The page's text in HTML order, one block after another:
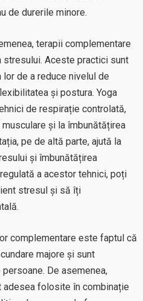
de durerile minore.
terapii complementare
Aceste practici sunt
de a reduce nivelul de
și postura. Yoga
de respirație controlată,
și la îmbunătățirea
pe de altă parte, ajută la
și îmbunătățirea
a acestor tehnici, poți
stresul și să îți
complementare este faptul că
majore și sunt
De asemenea,
folosite în combinație